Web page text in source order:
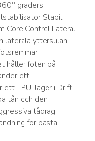
graders
Stabil
Core Control Lateral
laterala yttersulan
håller foten på
ett
ett TPU-lager i Drift
tån och den
tådrag.
för bästa